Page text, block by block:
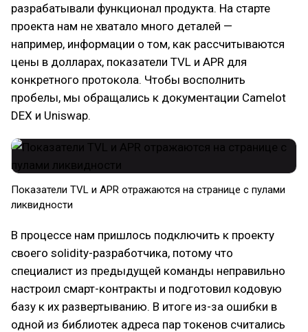
разрабатывали функционал продукта. На старте
проекта нам не хватало много деталей —
например, информации о том, как рассчитываются
цены в долларах, показатели TVL и APR для
конкретного протокола. Чтобы восполнить
пробелы, мы обращались к документации Camelot
DEX и Uniswap.
Показатели TVL и APR отражаются на странице с пулами
ликвидности
В процессе нам пришлось подключить к проекту
своего solidity-разработчика, потому что
специалист из предыдущей команды неправильно
настроил смарт-контракты и подготовил кодовую
базу к их развертыванию. В итоге из-за ошибки в
одной из библиотек адреса пар токенов считались